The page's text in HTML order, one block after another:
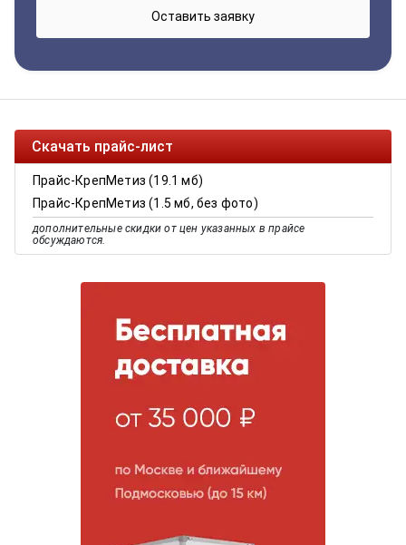
Скачать прайс-лист
Прайс-КрепМетиз (19.1 мб)
Прайс-КрепМетиз (1.5 мб, без фото)
дополнительные скидки от цен указанных в прайсе
обсуждаются.